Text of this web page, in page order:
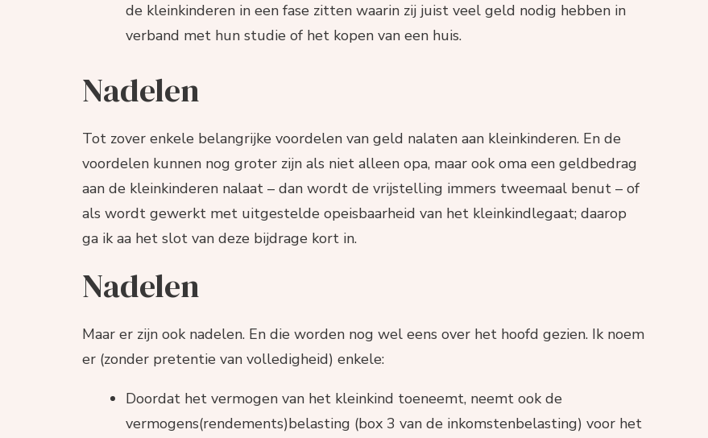
de kleinkinderen in een fase zitten waarin zij juist veel geld nodig hebben in
verband met hun studie of het kopen van een huis.
Nadelen
Tot zover enkele belangrijke voordelen van geld nalaten aan kleinkinderen. En de
voordelen kunnen nog groter zijn als niet alleen opa, maar ook oma een geldbedrag
aan de kleinkinderen nalaat – dan wordt de vrijstelling immers tweemaal benut – of
als wordt gewerkt met uitgestelde opeisbaarheid van het kleinkindlegaat; daarop
ga ik aa het slot van deze bijdrage kort in.
Nadelen
Maar er zijn ook nadelen. En die worden nog wel eens over het hoofd gezien. Ik noem
er (zonder pretentie van volledigheid) enkele:
Doordat het vermogen van het kleinkind toeneemt, neemt ook de
vermogens(rendements)belasting (box 3 van de inkomstenbelasting) voor het